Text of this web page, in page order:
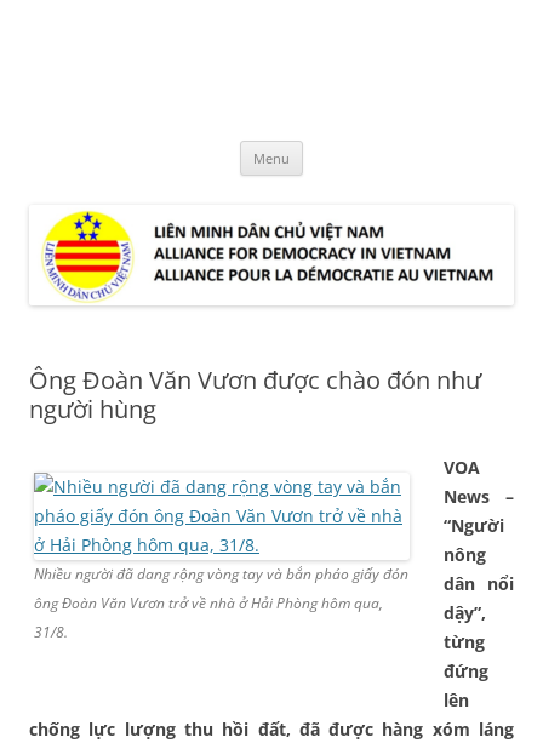
Menu
Ông Đoàn Văn Vươn được chào đón như
người hùng
Nhiều người đã dang rộng vòng tay và bắn pháo giấy đón
ông Đoàn Văn Vươn trở về nhà ở Hải Phòng hôm qua,
31/8.
VOA
News –
“Người
nông
dân nổi
dậy”,
từng
đứng
lên
chống lực lượng thu hồi đất, đã được hàng xóm láng